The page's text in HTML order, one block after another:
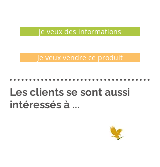
je veux des informations
Je veux vendre ce produit
Les clients se sont aussi
intéressés à ...